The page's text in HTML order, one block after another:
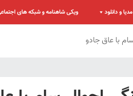
و دانلود ویکی شاهنامه و شبکه های
با عاق جادو